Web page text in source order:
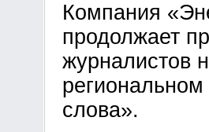
Компания
продолжает
журналистов
слова».